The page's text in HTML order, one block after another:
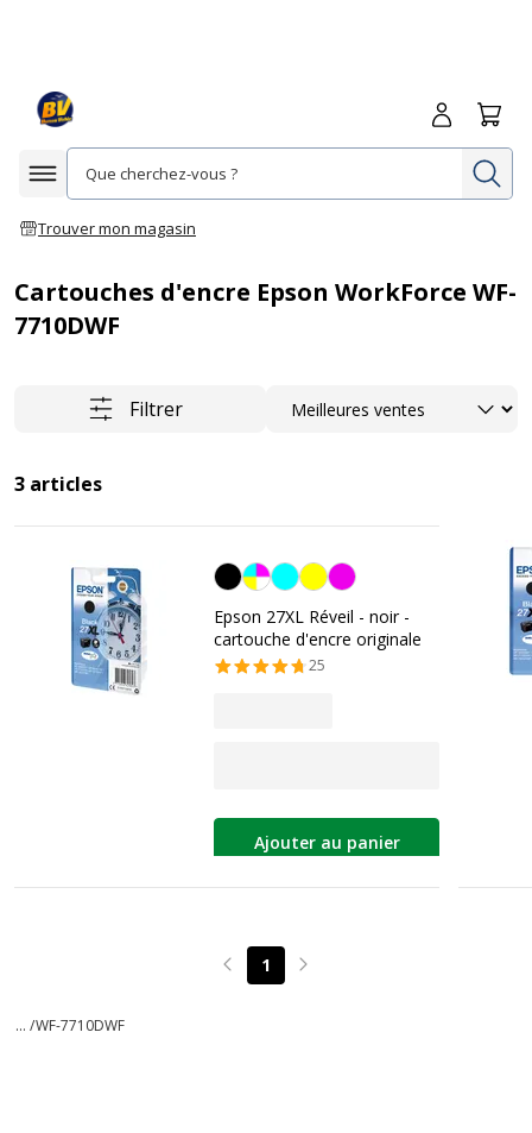
Afficher la navigation
Trouver mon magasin
Me
Cartouches d'encre Epson WorkForce WF-
7710DWF
Filtrer Trier
3 articles
Noir
Epson 27XL Réveil - noir -
cartouche d'encre originale
25
Ajouter au panier
Page précédente
1 Page suivante
... /WF-7710DWF